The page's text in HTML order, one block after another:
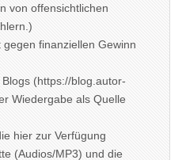
von offensichtlichen
finanziellen Gewinn
(https://blog.autor-
Wiedergabe als Quelle
hier zur Verfügung
(Audios/MP3) und die